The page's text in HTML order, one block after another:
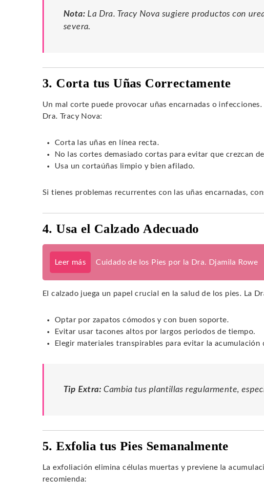
Nota: La Dra. Tracy Nova sugiere productos con
severa.
3. Corta tus Uñas Correctamente
Un mal corte puede provocar uñas encarnadas o
Dra. Tracy Nova:
Corta las uñas en línea recta.
No las cortes demasiado cortas para evitar que crezcan
Usa un cortaúñas limpio y bien afilado.
Si tienes problemas recurrentes con las uñas encarnadas,
4. Usa el Calzado Adecuado
Leer más Cuidado de los Pies por la Dra. Djamila Rowe
El calzado juega un papel crucial en la salud de los pies. La
Optar por zapatos cómodos y con buen soporte.
Evitar usar tacones altos por largos periodos de tiempo.
Elegir materiales transpirables para evitar la acumulación
Tip Extra: Cambia tus plantillas regularmente,
5. Exfolia tus Pies Semanalmente
La exfoliación elimina células muertas y previene la
recomienda: